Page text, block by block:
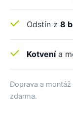
Odstín z 8
Kotvenía
Doprava a
zdarma.